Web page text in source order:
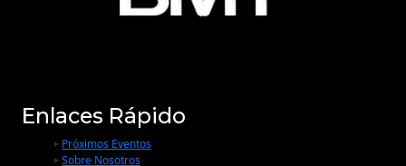
Enlaces Rápido
Próximos Eventos
Sobre Nosotros